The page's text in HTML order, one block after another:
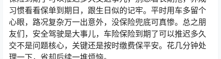
习惯看看保单到期日，跟生日似的记牢。平时用车多留个
心眼，路况复杂万一出意外，没保险兜底可真惨。总之朋
友们，安全驾驶是大事儿，车险保险到期了可以推迟多久
交不是问题核心，关键还是按时缴费保平安。花几分钟处